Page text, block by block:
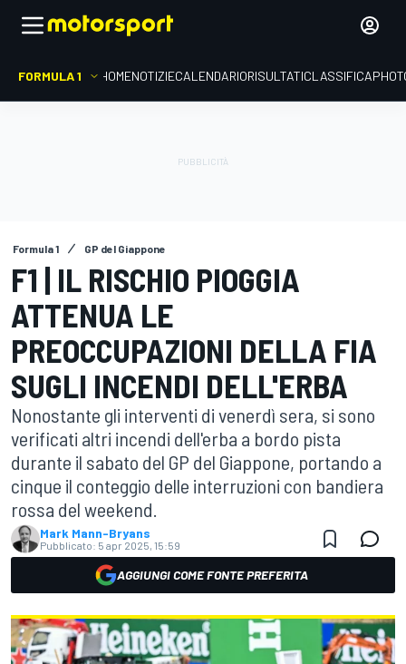
FORMULA 1 HOMENOTIZIECALENDARIORISULTATICLASSIFICA
Formula 1 GP del Giappone
F1 | IL RISCHIO PIOGGIA
ATTENUA LE
PREOCCUPAZIONI DELLA FIA
SUGLI INCENDI DELL'ERBA
Nonostante gli interventi di venerdì sera, si sono
verificati altri incendi dell'erba a bordo pista
durante il sabato del GP del Giappone, portando a
cinque il conteggio delle interruzioni con bandiera
rossa del weekend.
Mark Mann-Bryans
Pubblicato: 5 apr 2025, 15:59
AGGIUNGI COME FONTE PREFERITA